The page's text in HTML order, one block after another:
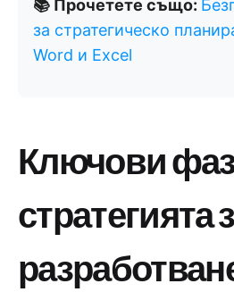
📚 Прочетете също:
за стратегическо
Word и Excel
Ключови
стратегията